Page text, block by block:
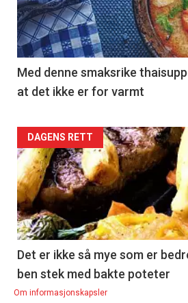
section
39
Right
Med denne smaksrike
at det ikke er for varmt
Articler
-
section
40
Left
DAGENS RETT
Det er ikke så mye som er
ben stek med bakte poteter
Om informasjonskapsler